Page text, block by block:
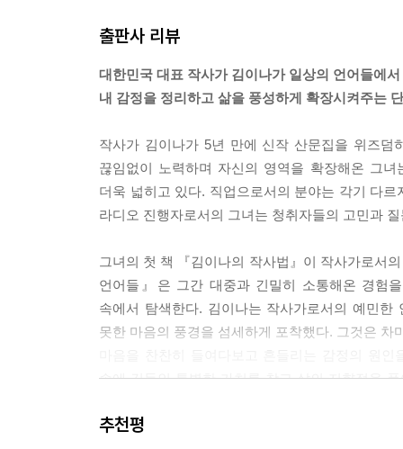
--- p.90
중학생 시절, 집으로 가는 할아버지의 뒷모습을
슬픈 누군가, 서러운 누군가와 달리 본인 스스로
있다. 이미 그 사람을 소중하게 여기는 마음이 없
--- p.107
나의 인생을 극으로 본다면 작가는 나고 주인공도
수 있는 최선을 다하고, 순리에 모든 걸 맡기는 것.
는 숨을 쉬고 있다. 이렇게 잘 살아 있다. 걱정에
한 최선의 다음 화를 써내려가는 거다. 주인공이 방
--- p.161~162
었고, 아마 앞으로도 몇 번은 더 올 것이다. 그때
출판사 리뷰
대한민국 대표 작사가 김이나가 일상의 언어들에
내 감정을 정리하고 삶을 풍성하게 확장시켜주는
작사가 김이나가 5년 만에 신작 산문집을 위즈
끊임없이 노력하며 자신의 영역을 확장해온 그
더욱 넓히고 있다. 직업으로서의 분야는 각기 다
라디오 진행자로서의 그녀는 청취자들의 고민과
그녀의 첫 책 『김이나의 작사법』이 작사가로서
언어들』은 그간 대중과 긴밀히 소통해온 경험
속에서 탐색한다. 김이나는 작사가로서의 예민
못한 마음의 풍경을 섬세하게 포착했다. 그것은
속에 깃들인 특별한 가치를 찾고 삶의 지향점을
추천평